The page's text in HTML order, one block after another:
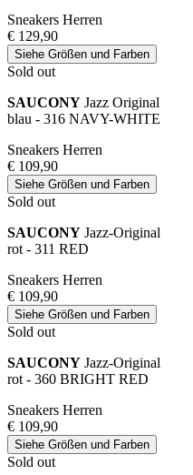
Sneakers Herren
€ 129,90
Siehe Größen und Farben
Sold out
SAUCONY Jazz Original
blau - 316 NAVY-WHITE
Sneakers Herren
€ 109,90
Siehe Größen und Farben
Sold out
SAUCONY Jazz-Original
rot - 311 RED
Sneakers Herren
€ 109,90
Siehe Größen und Farben
Sold out
SAUCONY Jazz-Original
rot - 360 BRIGHT RED
Sneakers Herren
€ 109,90
Siehe Größen und Farben
Sold out